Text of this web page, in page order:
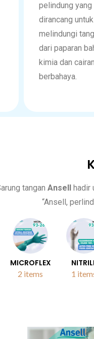
pelindung yang
dirancang untuk
melindungi
dari paparan
kimia dan cairan
berbahaya.
tangan Ansellhadir
“Ansell,
MICROFLEX
2 items 1